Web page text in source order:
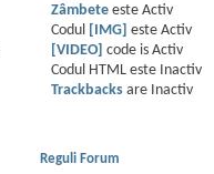
Zâmbeteeste Activ
Codul
[IMG] este Activ
[VIDEO] code is Activ
Codul HTML este
Inactiv
Trackbacksare
Inactiv
Reguli Forum